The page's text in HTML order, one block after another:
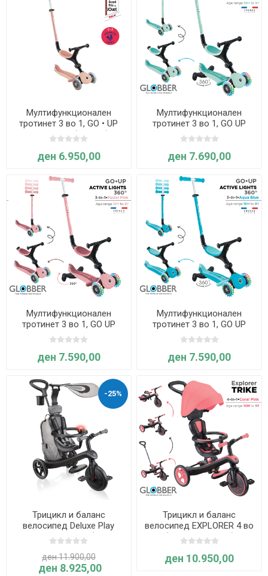
Мултифункционален
тротинет 3 во 1, GO • UP
ACTIVE ECO (праска) -
Globber
ден 6.950,00
Мултифункционален
тротинет 3 во 1, GO UP
Active Lights 360°,
склоплив (Минт) - Globber
ден 7.690,00
Мултифункционален
тротинет 3 во 1, GO UP
Active Lights 360°,
склоплив (пастелно
розов) - Globber
ден 7.590,00
Мултифункционален
тротинет 3 во 1, GO UP
Active Lights 360°,
склоплив (Син) - Globber
ден 7.590,00
-25%
Трицикл и баланс
велосипед Deluxe Play
EXPLORER 4 во 1 (црно-
сив) - Globber
ден 11.900,00
ден 8.925,00
Трицикл и баланс
велосипед EXPLORER 4 во
1 (Корално розов) -
Globber
ден 10.950,00